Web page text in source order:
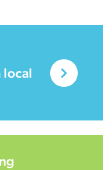
local